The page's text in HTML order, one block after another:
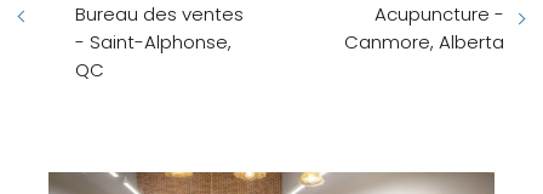
Bureau des ventes
- Saint-Alphonse,
QC
Acupuncture -
Canmore, Alberta